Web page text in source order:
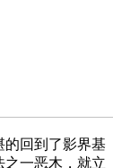
的回到了影界基
之一恶木，就立